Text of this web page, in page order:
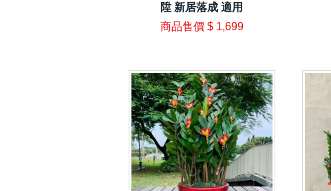
陞 新居落成 適用
商品售價 $ 1,699